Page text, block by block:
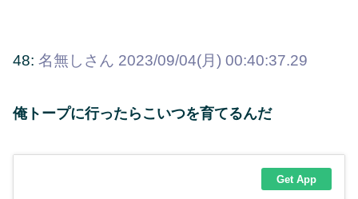
48: 名無しさん 2023/09/04(月) 00:40:37.29
俺トープに行ったらこいつを育てるんだ